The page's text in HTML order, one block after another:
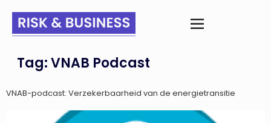
Tag:VNAB Podcast
VNAB-podcast: Verzekerbaarheid van de energietransitie